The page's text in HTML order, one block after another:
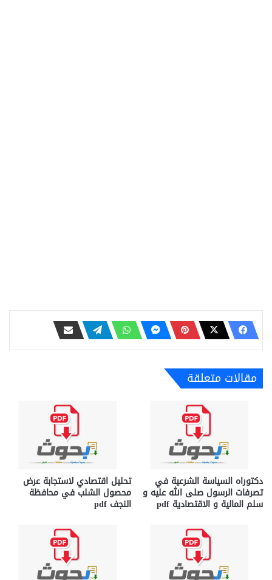
مقالات متعلقة
دكتوراه السياسة الشرعية في
تصرفات الرسول صلى الله عليه و
سلم المالية و الاقتصادية pdf
تحليل اقتصادي لاستجابة عرض
محصول الشلب في محافظة
النجف pdf